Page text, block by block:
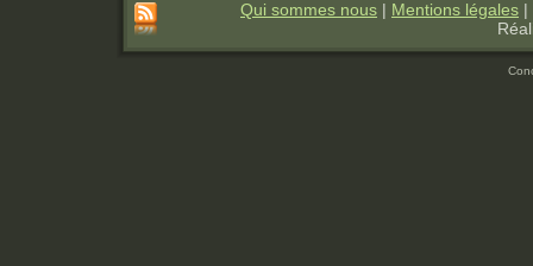
Qui sommes nous | Mentions légales |